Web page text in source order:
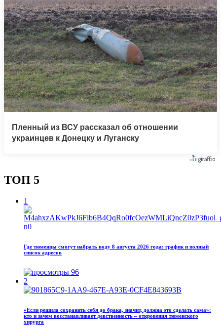
Пленный из ВСУ рассказал об отношении
украинцев к Донецку и Луганску
ТОП 5
1
Где тюменцы смогут набрать воду 8 августа 2026 года: график и полный
список адресов
96
2
«Если решила сохранить себя до брака, значит, должна это сделать сама»:
кто и зачем восстанавливает девственность – откровения тюменского
хирурга